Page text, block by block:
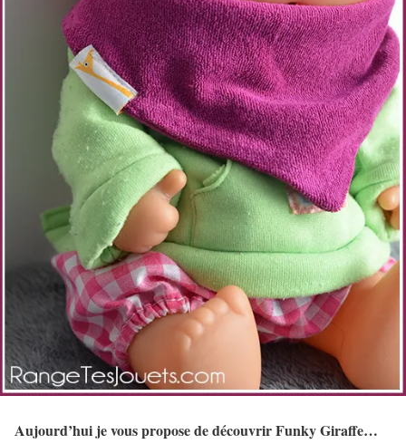
Aujourd’hui je vous propose de découvrir Funky Giraffe…